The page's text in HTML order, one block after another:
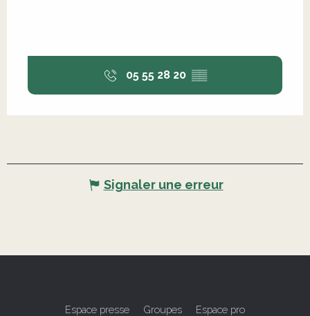
05 55 28 20 ▒▒
Signaler une erreur
Espace presse Groupes Espace pro